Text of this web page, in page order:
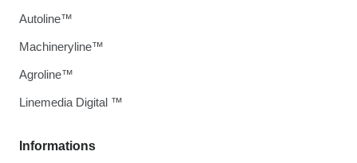
Informations
Autoline™
Machineryline™
Agroline™
Linemedia Digital ™